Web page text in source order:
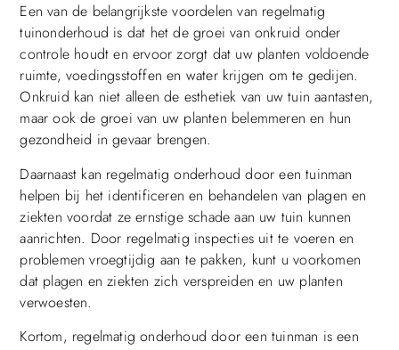
Een van de belangrijkste voordelen van regelmatig
tuinonderhoud is dat het de groei van onkruid onder
controle houdt en ervoor zorgt dat uw planten voldoende
ruimte, voedingsstoffen en water krijgen om te gedijen.
Onkruid kan niet alleen de esthetiek van uw tuin aantasten,
maar ook de groei van uw planten belemmeren en hun
gezondheid in gevaar brengen.
Daarnaast kan regelmatig onderhoud door een tuinman
helpen bij het identificeren en behandelen van plagen en
ziekten voordat ze ernstige schade aan uw tuin kunnen
aanrichten. Door regelmatig inspecties uit te voeren en
problemen vroegtijdig aan te pakken, kunt u voorkomen
dat plagen en ziekten zich verspreiden en uw planten
verwoesten.
Kortom, regelmatig onderhoud door een tuinman is een